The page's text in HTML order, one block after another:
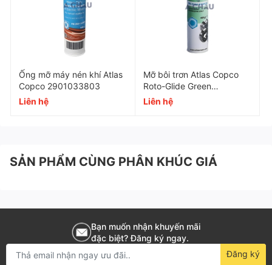
Ống mỡ máy nén khí Atlas
Copco 2901033803
Liên hệ
Mỡ bôi trơn Atlas Copco
Roto-Glide Green
2908851400 400gr
Liên hệ
SẢN PHẨM CÙNG PHÂN KHÚC GIÁ
Bạn muốn nhận khuyến mãi
đặc biệt? Đăng ký ngay.
Đăng ký